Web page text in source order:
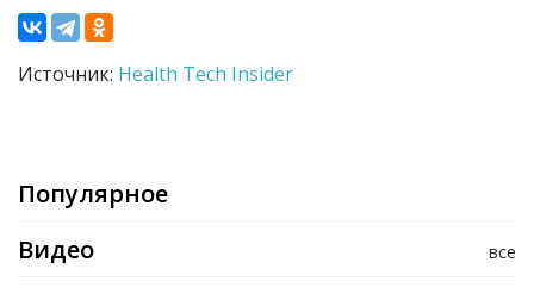
Источник: Health Tech Insider
Популярное
все
Видео